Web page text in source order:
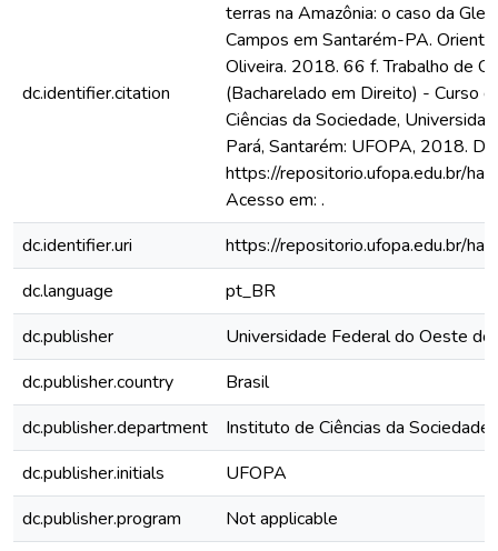
dc.identifier.citation
terras na Amazônia: o caso da
Campos em Santarém-PA.
Oliveira. 2018. 66 f. Trabalho de
(Bacharelado em Direito) - Curso
Ciências da Sociedade,
Pará, Santarém: UFOPA, 2018.
https://repositorio.ufopa.edu.br/
Acesso em: .
dc.identifier.uri
https://repositorio.ufopa.edu.br/
dc.language
pt_BR
dc.publisher
Universidade Federal do Oeste do
dc.publisher.country
Brasil
dc.publisher.department
Instituto de Ciências da Sociedade
dc.publisher.initials
UFOPA
dc.publisher.program
Not applicable